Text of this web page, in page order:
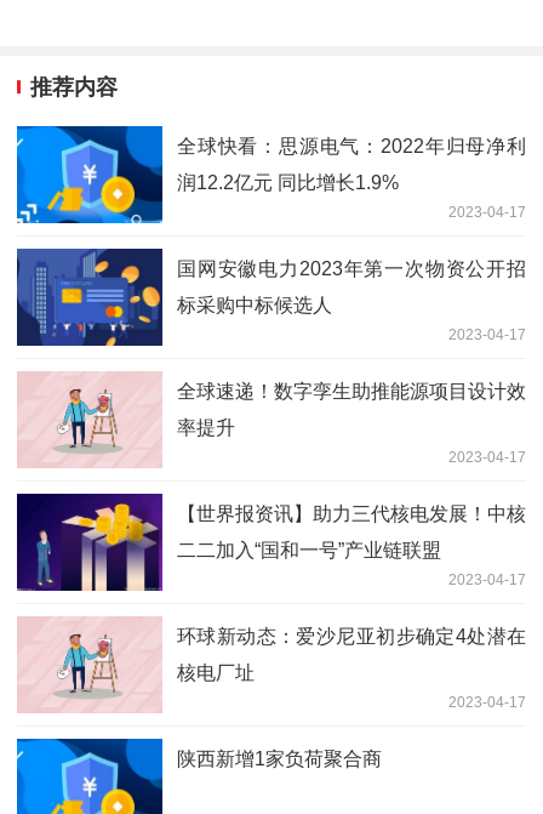
推荐内容
全球快看：思源电气：2022年归母净利
润12.2亿元 同比增长1.9%
2023-04-17
国网安徽电力2023年第一次物资公开招
标采购中标候选人
2023-04-17
全球速递！数字孪生助推能源项目设计效
率提升
2023-04-17
【世界报资讯】助力三代核电发展！中核
二二加入“国和一号”产业链联盟
2023-04-17
环球新动态：爱沙尼亚初步确定4处潜在
核电厂址
2023-04-17
陕西新增1家负荷聚合商